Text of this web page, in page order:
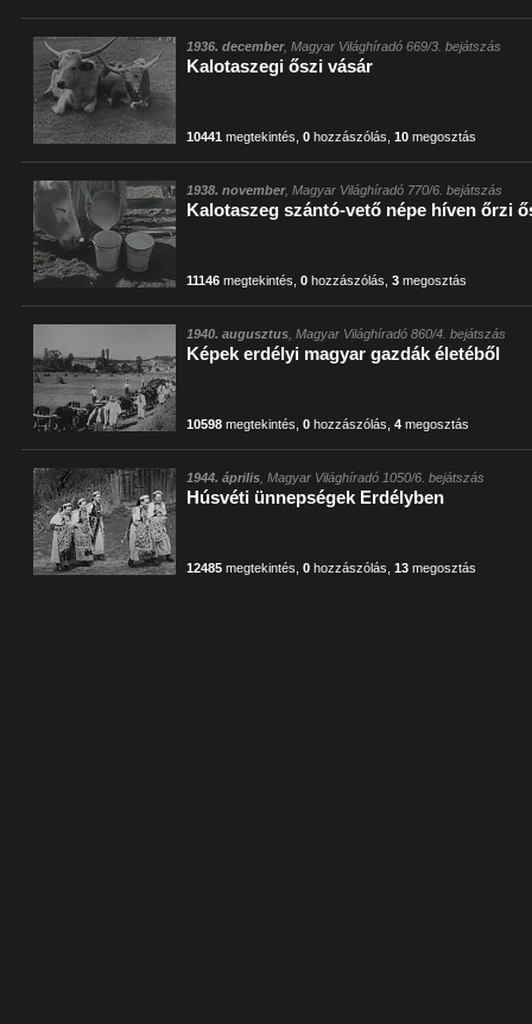
1936. december, Magyar Világhíradó 669/3. bejátszás
Kalotaszegi őszi vásár
10441 megtekintés ,0 hozzászólás ,10 megosztás
1938. november, Magyar Világhíradó 770/6. bejátszás
Kalotaszeg szántó-vető népe híven őrzi
11146 megtekintés ,0 hozzászólás ,3 megosztás
1940. augusztus , Magyar Világhíradó 860/4. bejátszás
Képek erdélyi magyar gazdák életéből
10598 megtekintés ,0 hozzászólás ,4 megosztás
1944. április , Magyar Világhíradó 1050/6. bejátszás
Húsvéti ünnepségek Erdélyben
12485 megtekintés ,0 hozzászólás ,13 megosztás